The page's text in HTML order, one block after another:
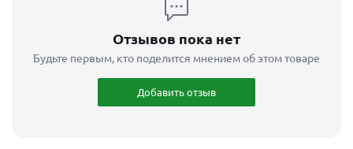
Отзывов пока нет
Будьте первым, кто поделится мнением об этом товаре
Добавить отзыв